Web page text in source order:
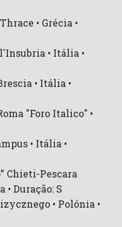
• Grécia •
• Itália •
• Itália •
"Foro Italico" •
• Itália •
Chieti-Pescara
• Duração: S
• Polónia •